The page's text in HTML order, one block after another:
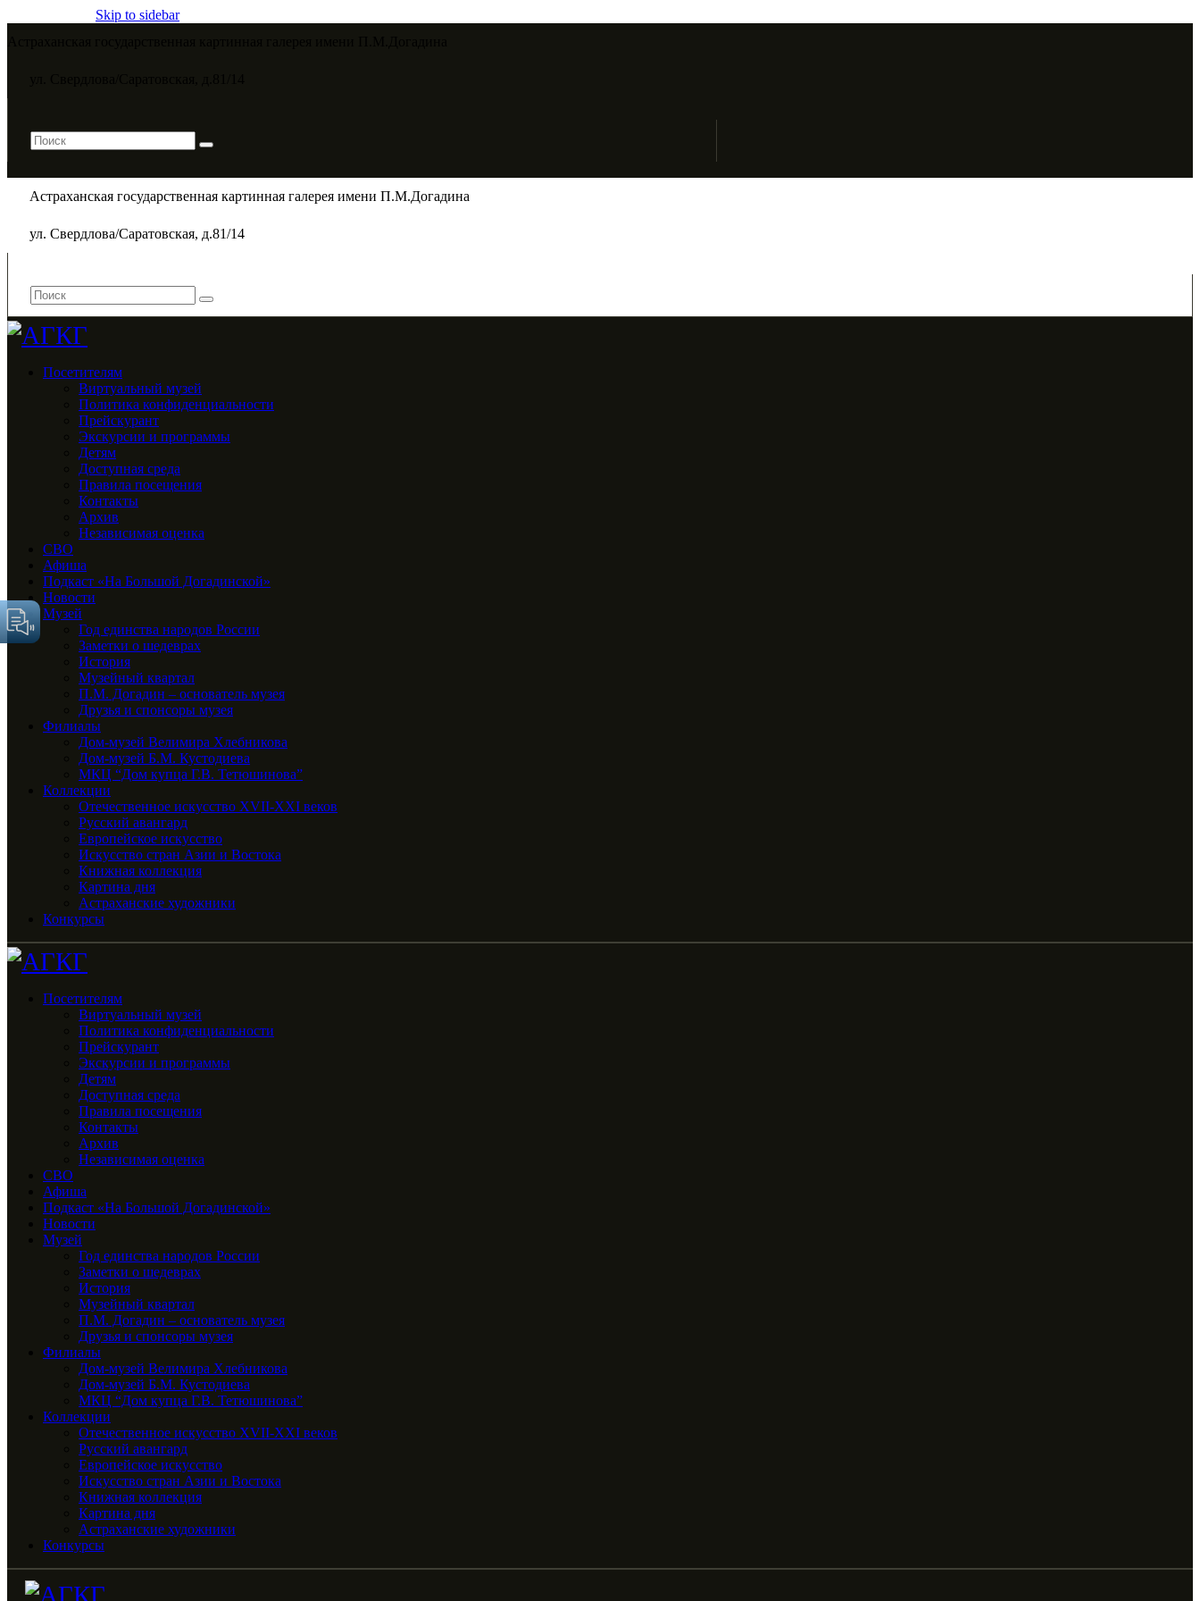
Skip to sidebar
Астраханская государственная картинная галерея имени П.М.Догадина​
ул. Свердлова/Саратовская, д.81/14
Посетителям
Виртуальный музей
Политика конфиденциальности
Прейскурант
Экскурсии и программы
Детям
Доступная среда
Правила посещения
Контакты
Архив
Независимая оценка
СВО
Афиша
Подкаст «На Большой Догадинской»
Новости
Музей
Год единства народов России
Заметки о шедеврах
История
Музейный квартал
П.М. Догадин – основатель музея
Друзья и спонсоры музея
Филиалы
Дом-музей Велимира Хлебникова
Дом-музей Б.М. Кустодиева
МКЦ “Дом купца Г.В. Тетюшинова”
Коллекции
Отечественное искусство XVII-XXI веков
Русский авангард
Европейское искусство
Искусство стран Азии и Востока
Книжная коллекция
Картина дня
Астраханские художники
Конкурсы
Посетителям
Виртуальный музей
Политика конфиденциальности
Прейскурант
Экскурсии и программы
Детям
Доступная среда
Правила посещения
Контакты
Архив
Независимая оценка
СВО
Афиша
Подкаст «На Большой Догадинской»
Новости
Музей
Год единства народов России
Заметки о шедеврах
История
Музейный квартал
П.М. Догадин – основатель музея
Друзья и спонсоры музея
Филиалы
Дом-музей Велимира Хлебникова
Дом-музей Б.М. Кустодиева
МКЦ “Дом купца Г.В. Тетюшинова”
Коллекции
Отечественное искусство XVII-XXI веков
Русский авангард
Европейское искусство
Искусство стран Азии и Востока
Книжная коллекция
Картина дня
Астраханские художники
Конкурсы